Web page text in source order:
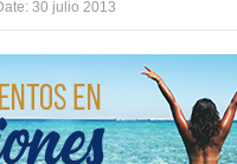
30 julio 2013